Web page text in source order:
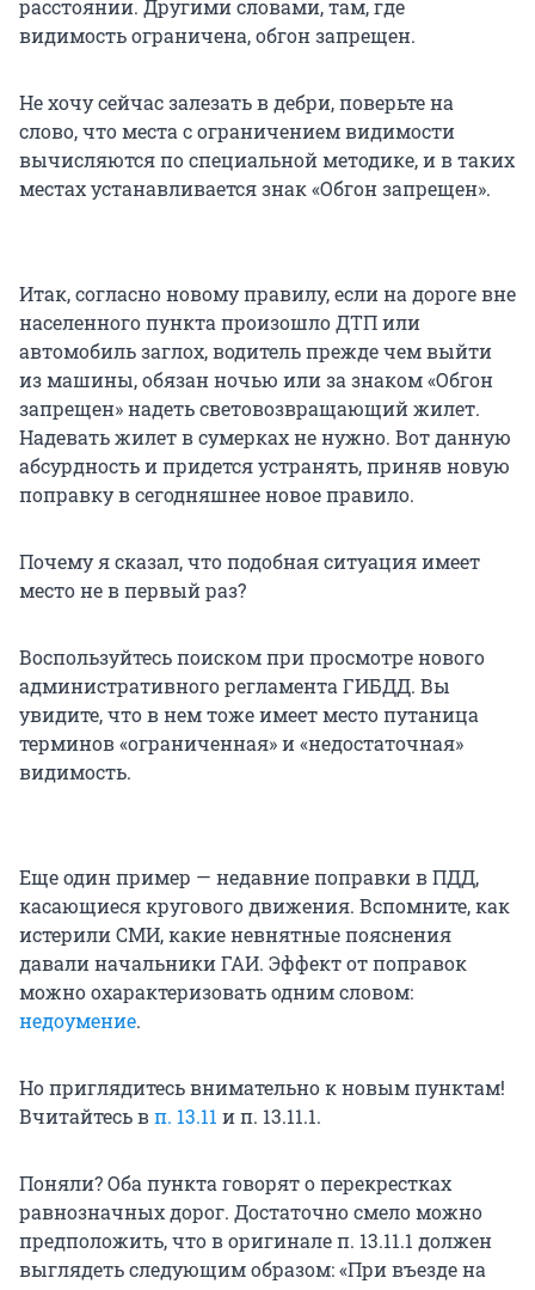
расстоянии. Другими словами, там, где
видимость ограничена, обгон запрещен.
Не хочу сейчас залезать в дебри, поверьте на
слово, что места с ограничением видимости
вычисляются по специальной методике, и в таких
местах устанавливается знак «Обгон запрещен».
Итак, согласно новому правилу, если на дороге вне
населенного пункта произошло ДТП или
автомобиль заглох, водитель прежде чем выйти
из машины, обязан ночью или за знаком «Обгон
запрещен» надеть световозвращающий жилет.
Надевать жилет в сумерках не нужно. Вот данную
абсурдность и придется устранять, приняв новую
поправку в сегодняшнее новое правило.
Почему я сказал, что подобная ситуация имеет
место не в первый раз?
Воспользуйтесь поиском при просмотре нового
административного регламента ГИБДД. Вы
увидите, что в нем тоже имеет место путаница
терминов «ограниченная» и «недостаточная»
видимость.
Еще один пример — недавние поправки в ПДД,
касающиеся кругового движения. Вспомните, как
истерили СМИ, какие невнятные пояснения
давали начальники ГАИ. Эффект от поправок
можно охарактеризовать одним словом:
недоумение.
Но приглядитесь внимательно к новым пунктам!
Вчитайтесь вп. 13.11 и п. 13.11.1.
Поняли? Оба пункта говорят о перекрестках
равнозначных дорог. Достаточно смело можно
предположить, что в оригинале п. 13.11.1 должен
выглядеть следующим образом: «При въезде на